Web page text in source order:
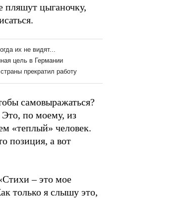
пляшут цыганочку,
самовыражаться?
по моему, из
«теплый» человек.
позиция, а вот
– это мое
только я слышу это,